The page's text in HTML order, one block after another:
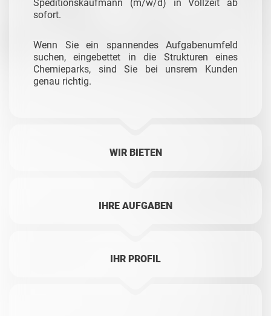
Speditionskaufmann (m/w/d) in Vollzeit ab
sofort.
Wenn Sie ein spannendes Aufgabenumfeld
suchen, eingebettet in die Strukturen eines
Chemieparks, sind Sie bei unsrem Kunden
genau richtig.
WIR BIETEN
IHRE AUFGABEN
IHR PROFIL